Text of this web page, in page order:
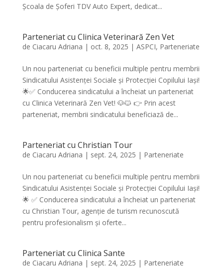
Școala de Șoferi TDV Auto Expert, dedicat...
Parteneriat cu Clinica Veterinară Zen Vet
de Ciacaru Adriana | oct. 8, 2025 | ASPCI, Parteneriate
Un nou parteneriat cu beneficii multiple pentru membrii
Sindicatului Asistenței Sociale și Protecției Copilului Iași!
🌟✅ Conducerea sindicatului a încheiat un parteneriat
cu Clinica Veterinară Zen Vet! 🐶🐱 👉 Prin acest
parteneriat, membrii sindicatului beneficiază de...
Parteneriat cu Christian Tour
de Ciacaru Adriana | sept. 24, 2025 | Parteneriate
Un nou parteneriat cu beneficii multiple pentru membrii
Sindicatului Asistenței Sociale și Protecției Copilului Iași!
🌟 ✅ Conducerea sindicatului a încheiat un parteneriat
cu Christian Tour, agenție de turism recunoscută
pentru profesionalism și oferte...
Parteneriat cu Clinica Sante
de Ciacaru Adriana | sept. 24, 2025 | Parteneriate